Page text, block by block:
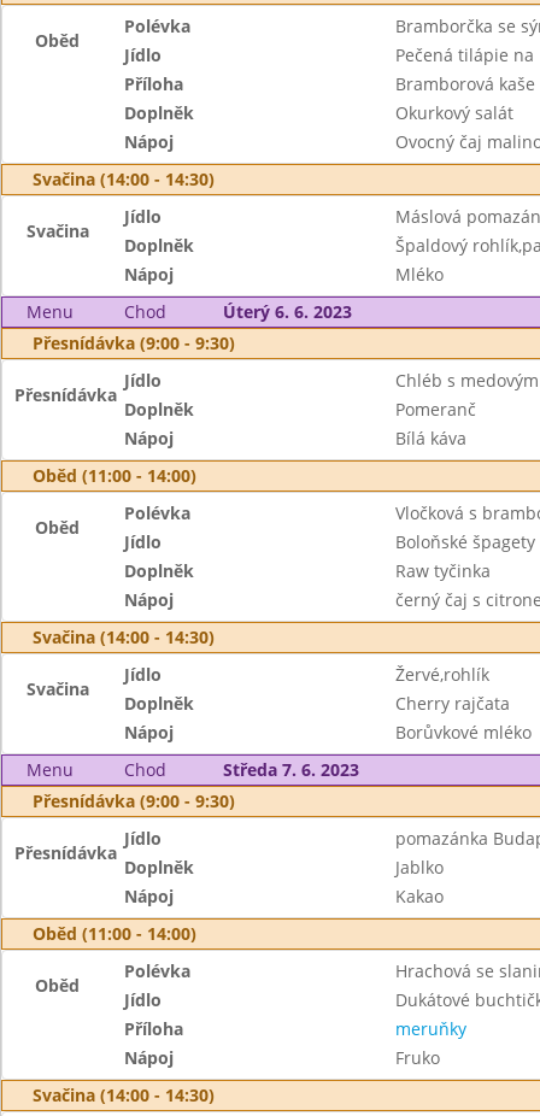
Oběd
Polévka
Bramborčka se
Jídlo
Pečená tilápie na
Příloha
Bramborová kaše
Doplněk
Okurkový salát
Nápoj
Ovocný čaj
Svačina (14:00 - 14:30)
Svačina
Jídlo
Máslová
Doplněk
Špaldový
Nápoj
Mléko
Menu
Chod
Úterý 6. 6. 2023
Přesnídávka (9:00 - 9:30)
Přesnídávka
Jídlo
Chléb s
Doplněk
Pomeranč
Nápoj
Bílá káva
Oběd (11:00 - 14:00)
Oběd
Polévka
Vločková s
Jídlo
Boloňské
Doplněk
Raw tyčinka
Nápoj
černý čaj s
Svačina (14:00 - 14:30)
Svačina
Jídlo
Žervé,rohlík
Doplněk
Cherry rajčata
Nápoj
Borůvkové mléko
Menu
Chod
Středa 7. 6. 2023
Přesnídávka (9:00 - 9:30)
Přesnídávka
Jídlo
pomazánka
Doplněk
Jablko
Nápoj
Kakao
Oběd (11:00 - 14:00)
Oběd
Polévka
Hrachová se
Jídlo
Dukátové
Příloha
meruňky
Nápoj
Fruko
Svačina (14:00 - 14:30)